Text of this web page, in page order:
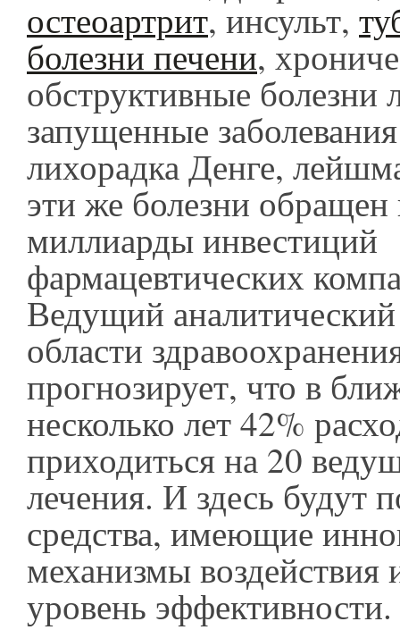
остеоартрит, инсульт,
болезни печени,
обструктивные болезни
запущенные
лихорадка Денге,
эти же болезни обращен
миллиарды инвестиций
фармацевтических
Ведущий
области
прогнозирует, что в
несколько лет 42%
приходиться на 20
лечения. И здесь будут
средства, имеющие
механизмы
уровень